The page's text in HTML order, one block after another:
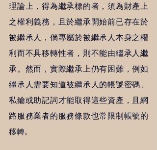
理論上，得為繼承標的者，須為財產上
之權利義務，且於繼承開始前已存在於
被繼承人，倘專屬於被繼承人本身之權
利而不具移轉性者，則不能由繼承人繼
承。然而，實際繼承上仍有困難，例如
繼承人需要知道被繼承人的帳號密碼、
私鑰或助記詞才能取得這些資產，且網
路服務業者的服務條款也常限制帳號的
移轉。